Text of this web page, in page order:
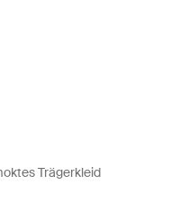
Trägerkleid